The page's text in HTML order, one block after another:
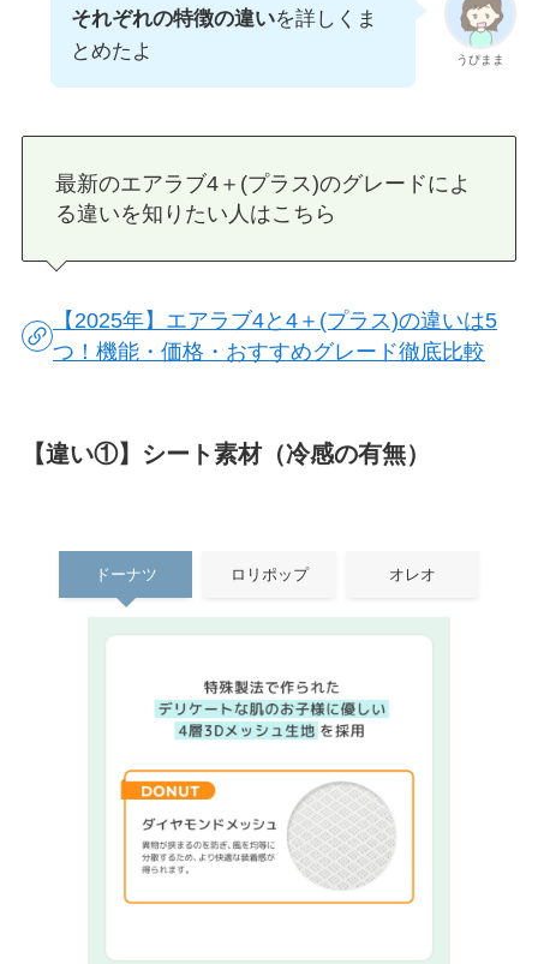
うぴまま
それぞれの特徴の違いを詳しくま
とめたよ
最新のエアラブ4＋(プラス)のグレードによ
る違いを知りたい人はこちら
【2025年】エアラブ4と4＋(プラス)の違いは5
つ！機能・価格・おすすめグレード徹底比較
【違い①】シート素材（冷感の有無）
ドーナツ ロリポップ オレオ